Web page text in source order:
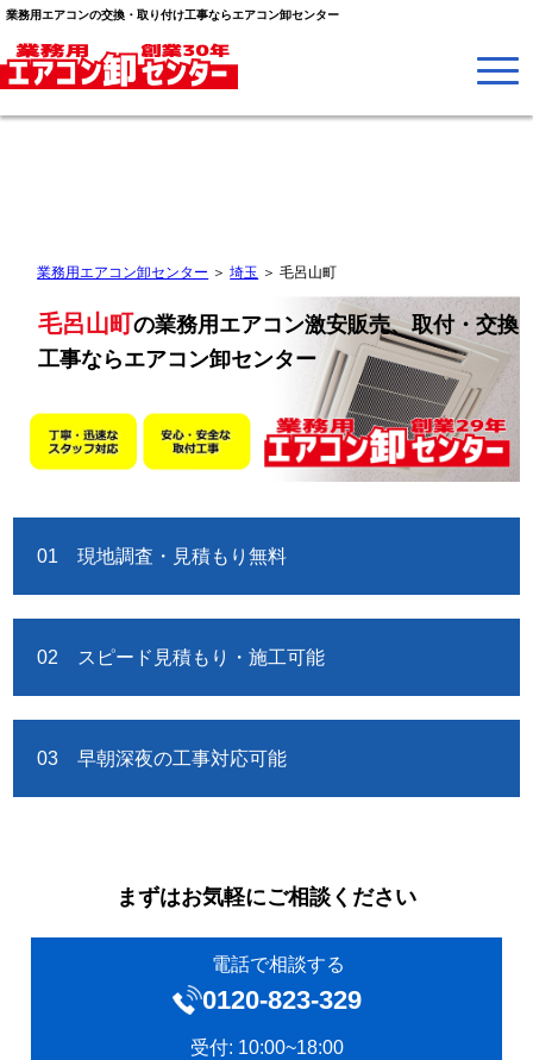
業務用エアコンの交換・取り付け工事ならエアコン卸センター
業務用エアコン卸センター ＞埼玉 ＞毛呂山町
毛呂山町の業務用エアコン激安販売、取付・交換
工事ならエアコン卸センター
01 現地調査・見積もり無料
02 スピード見積もり・施工可能
03 早朝深夜の工事対応可能
まずはお気軽にご相談ください
電話で相談する
0120‐823-329
受付: 10:00~18:00